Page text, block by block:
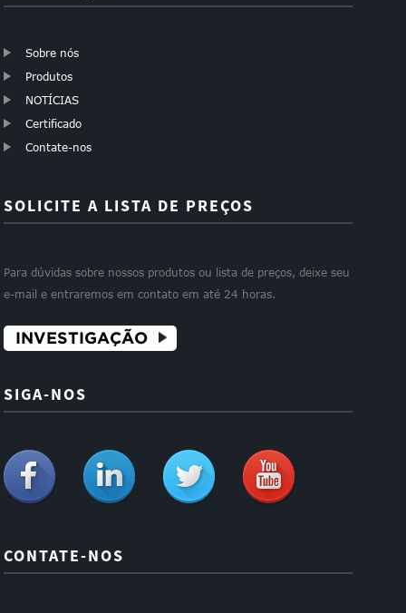
Sobre nós
Produtos
NOTÍCIAS
Certificado
Contate-nos
SOLICITE A LISTA DE PREÇOS
Para dúvidas sobre nossos produtos ou lista de preços, deixe seu
e-mail e entraremos em contato em até 24 horas.
INVESTIGAÇÃO
SIGA-NOS
CONTATE-NOS